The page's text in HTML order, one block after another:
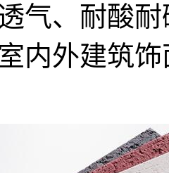
气、耐酸
内外建筑